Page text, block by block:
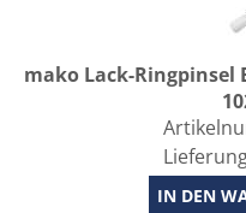
mako Lack-Ringpinsel
IN DEN